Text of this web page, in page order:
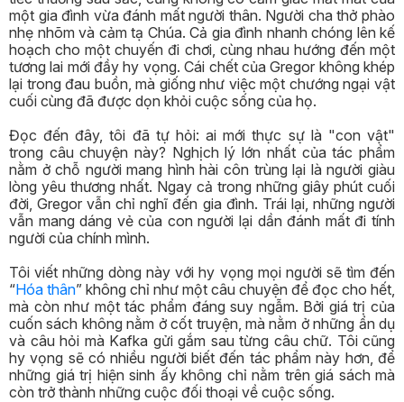
một gia đình vừa đánh mất người thân. Người cha thở phào
nhẹ nhõm và cảm tạ Chúa. Cả gia đình nhanh chóng lên kế
hoạch cho một chuyến đi chơi, cùng nhau hướng đến một
tương lai mới đầy hy vọng. Cái chết của Gregor không khép
lại trong đau buồn, mà giống như việc một chướng ngại vật
cuối cùng đã được dọn khỏi cuộc sống của họ.
Đọc đến đây, tôi đã tự hỏi: ai mới thực sự là "con vật"
trong câu chuyện này? Nghịch lý lớn nhất của tác phẩm
nằm ở chỗ người mang hình hài côn trùng lại là người giàu
lòng yêu thương nhất. Ngay cả trong những giây phút cuối
đời, Gregor vẫn chỉ nghĩ đến gia đình. Trái lại, những người
vẫn mang dáng vẻ của con người lại dần đánh mất đi tính
người của chính mình.
Tôi viết những dòng này với hy vọng mọi người sẽ tìm đến
“Hóa thân” không chỉ như một câu chuyện để đọc cho hết,
mà còn như một tác phẩm đáng suy ngẫm. Bởi giá trị của
cuốn sách không nằm ở cốt truyện, mà nằm ở những ẩn dụ
và câu hỏi mà Kafka gửi gắm sau từng câu chữ. Tôi cũng
hy vọng sẽ có nhiều người biết đến tác phẩm này hơn, để
những giá trị hiện sinh ấy không chỉ nằm trên giá sách mà
còn trở thành những cuộc đối thoại về cuộc sống.